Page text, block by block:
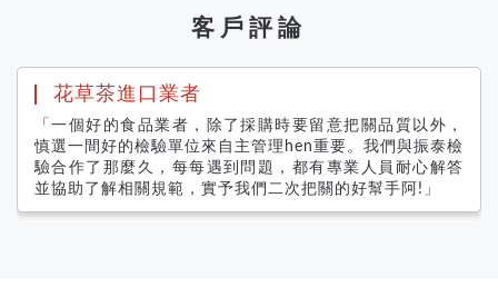
客戶評論
花草茶進口業者
「一個好的食品業者，除了採購時要留意把關品質以外，
慎選一間好的檢驗單位來自主管理hen重要。我們與振泰檢
驗合作了那麼久，每每遇到問題，都有專業人員耐心解答
並協助了解相關規範，實予我們二次把關的好幫手阿!」